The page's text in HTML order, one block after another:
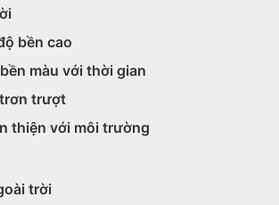
bền cao
màu với thời gian
trượt
thiện với môi trường
trời